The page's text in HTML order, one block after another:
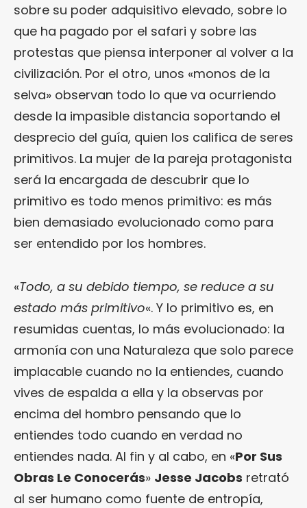
sobre su poder adquisitivo elevado, sobre lo
que ha pagado por el safari y sobre las
protestas que piensa interponer al volver a la
civilización. Por el otro, unos «monos de la
selva» observan todo lo que va ocurriendo
desde la impasible distancia soportando el
desprecio del guía, quien los califica de seres
primitivos. La mujer de la pareja protagonista
será la encargada de descubrir que lo
primitivo es todo menos primitivo: es más
bien demasiado evolucionado como para
ser entendido por los hombres.
«Todo, a su debido tiempo, se reduce a su
estado más primitivo«. Y lo primitivo es, en
resumidas cuentas, lo más evolucionado: la
armonía con una Naturaleza que solo parece
implacable cuando no la entiendes, cuando
vives de espalda a ella y la observas por
encima del hombro pensando que lo
entiendes todo cuando en verdad no
entiendes nada. Al fin y al cabo, en «Por Sus
Obras Le Conocerás» Jesse Jacobs retrató
al ser humano como fuente de entropía,